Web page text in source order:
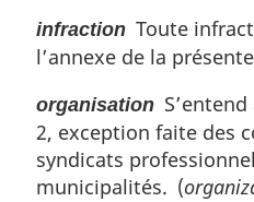
infraction Toute
l’annexe de la
organisation
2, exception faite des
syndicats
municipalités. (